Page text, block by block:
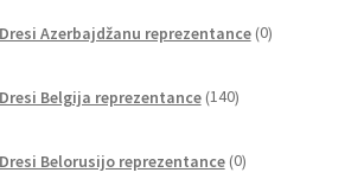
Dresi Azerbajdžanu reprezentance 0izdelkov
Dresi Belgija reprezentance 140izdelkov
Dresi Belorusijo reprezentance 0izdelkov